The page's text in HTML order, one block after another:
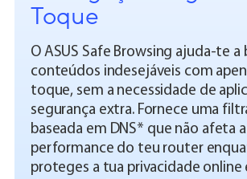
Toque
O ASUS Safe Browsing ajuda-te a
conteúdos indesejáveis com
toque, sem a necessidade de
segurança extra. Fornece uma
baseada em DNS* que não afeta a
performance do teu router
proteges a tua privacidade online